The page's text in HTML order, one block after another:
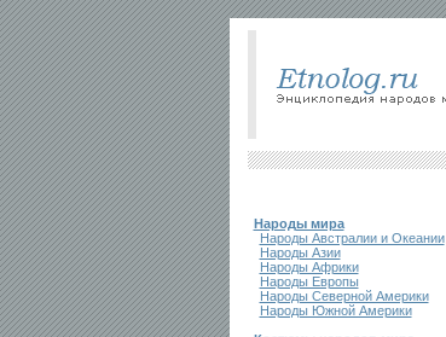
Народы мира
Народы Австралии и Океании
Народы Азии
Народы Африки
Народы Европы
Народы Северной Америки
Народы Южной Америки